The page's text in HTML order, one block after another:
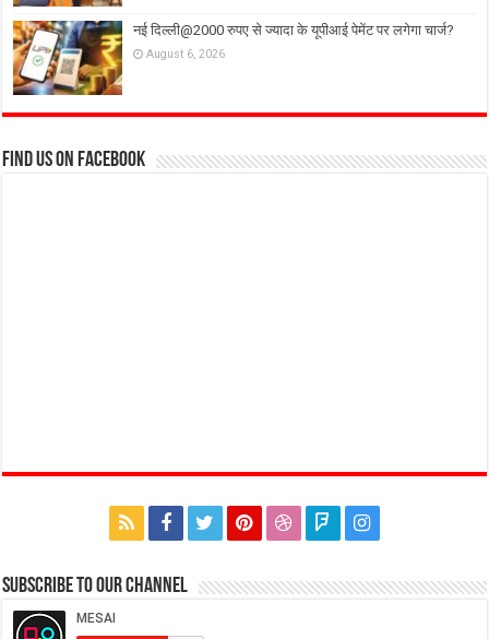
नई दिल्ली@2000 रुपए से ज्यादा के यूपीआई पेमेंट पर लगेगा चार्ज?
August 6, 2026
Find us on Facebook
Subscribe to our Channel